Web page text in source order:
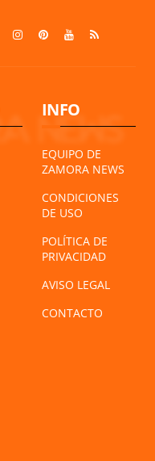
INFO
EQUIPO DE
ZAMORA NEWS
CONDICIONES
DE USO
POLÍTICA DE
PRIVACIDAD
AVISO LEGAL
CONTACTO